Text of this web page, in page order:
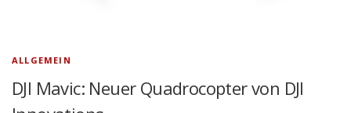
ALLGEMEIN
DJI Mavic: Neuer Quadrocopter von DJI